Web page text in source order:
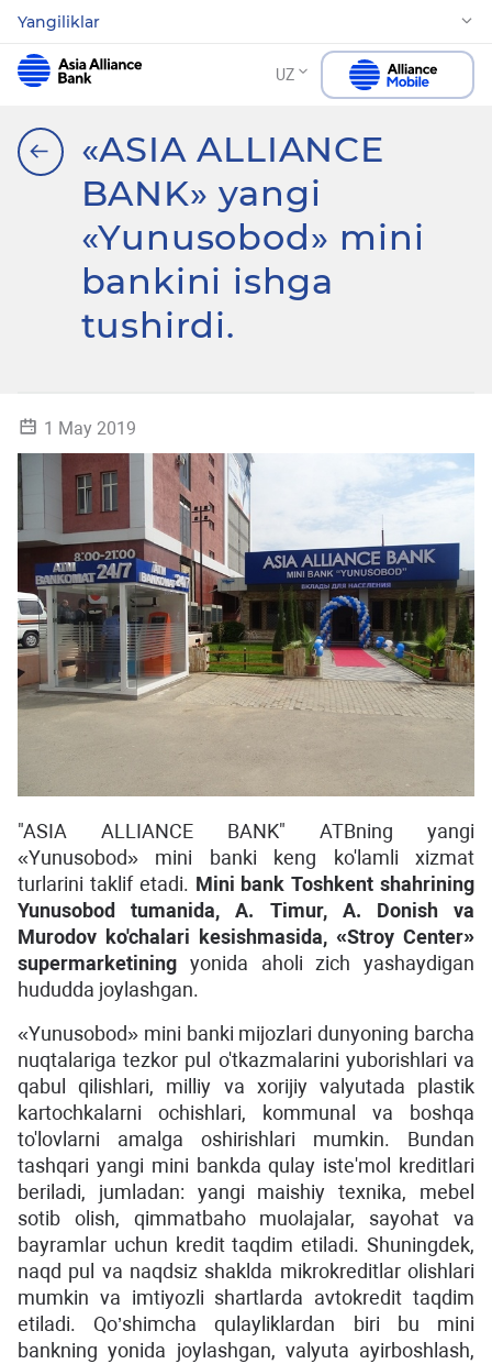
Yangiliklar
UZ
«ASIA ALLIANCE
BANK» yangi
«Yunusobod» mini
bankini ishga
tushirdi.
1 May 2019
"ASIA ALLIANCE BANK" ATBning yangi
«Yunusobod» mini banki keng ko'lamli xizmat
turlarini taklif etadi. Mini bank Toshkent shahrining
Yunusobod tumanida, A. Timur, A. Donish va
Murodov ko'chalari kesishmasida, «Stroy Center»
supermarketining yonida aholi zich yashaydigan
hududda joylashgan.
«Yunusobod» mini banki mijozlari dunyoning barcha
nuqtalariga tezkor pul o'tkazmalarini yuborishlari va
qabul qilishlari, milliy va xorijiy valyutada plastik
kartochkalarni ochishlari, kommunal va boshqa
to'lovlarni amalga oshirishlari mumkin. Bundan
tashqari yangi mini bankda qulay iste'mol kreditlari
beriladi, jumladan: yangi maishiy texnika, mebel
sotib olish, qimmatbaho muolajalar, sayohat va
bayramlar uchun kredit taqdim etiladi. Shuningdek,
naqd pul va naqdsiz shaklda mikrokreditlar olishlari
mumkin va imtiyozli shartlarda avtokredit taqdim
etiladi. Qo’shimcha qulayliklardan biri bu mini
bankning yonida joylashgan, valyuta ayirboshlash,